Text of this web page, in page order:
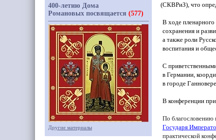
(СКВРиЗ), что
В ходе
сохранения и
а также роли
воспитания и
С
в Германии,
в городе
В конференции
По благословению
Государя
практической
400-летию Дома
Романовых посвящается (577)
Другие материалы